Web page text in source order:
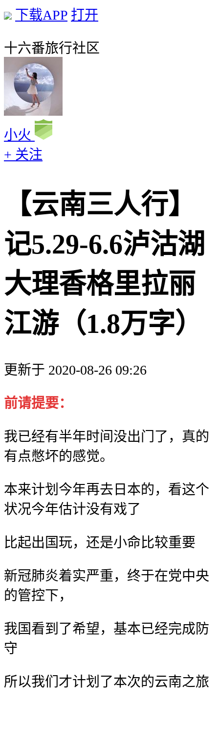
下载APP 打开
十六番旅行社区
小火
+ 关注
【云南三人行】
记5.29-6.6泸沽湖
大理香格里拉丽
江游（1.8万字）
更新于 2020-08-26 09:26
前请提要：
我已经有半年时间没出门了，真的
有点憋坏的感觉。
本来计划今年再去日本的，看这个
状况今年估计没有戏了
比起出国玩，还是小命比较重要
新冠肺炎着实严重，终于在党中央
的管控下，
我国看到了希望，基本已经完成防
守
所以我们才计划了本次的云南之旅